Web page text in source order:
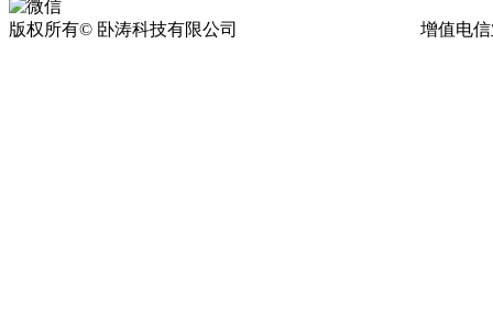
版权所有© 卧涛科技有限公司 增值电